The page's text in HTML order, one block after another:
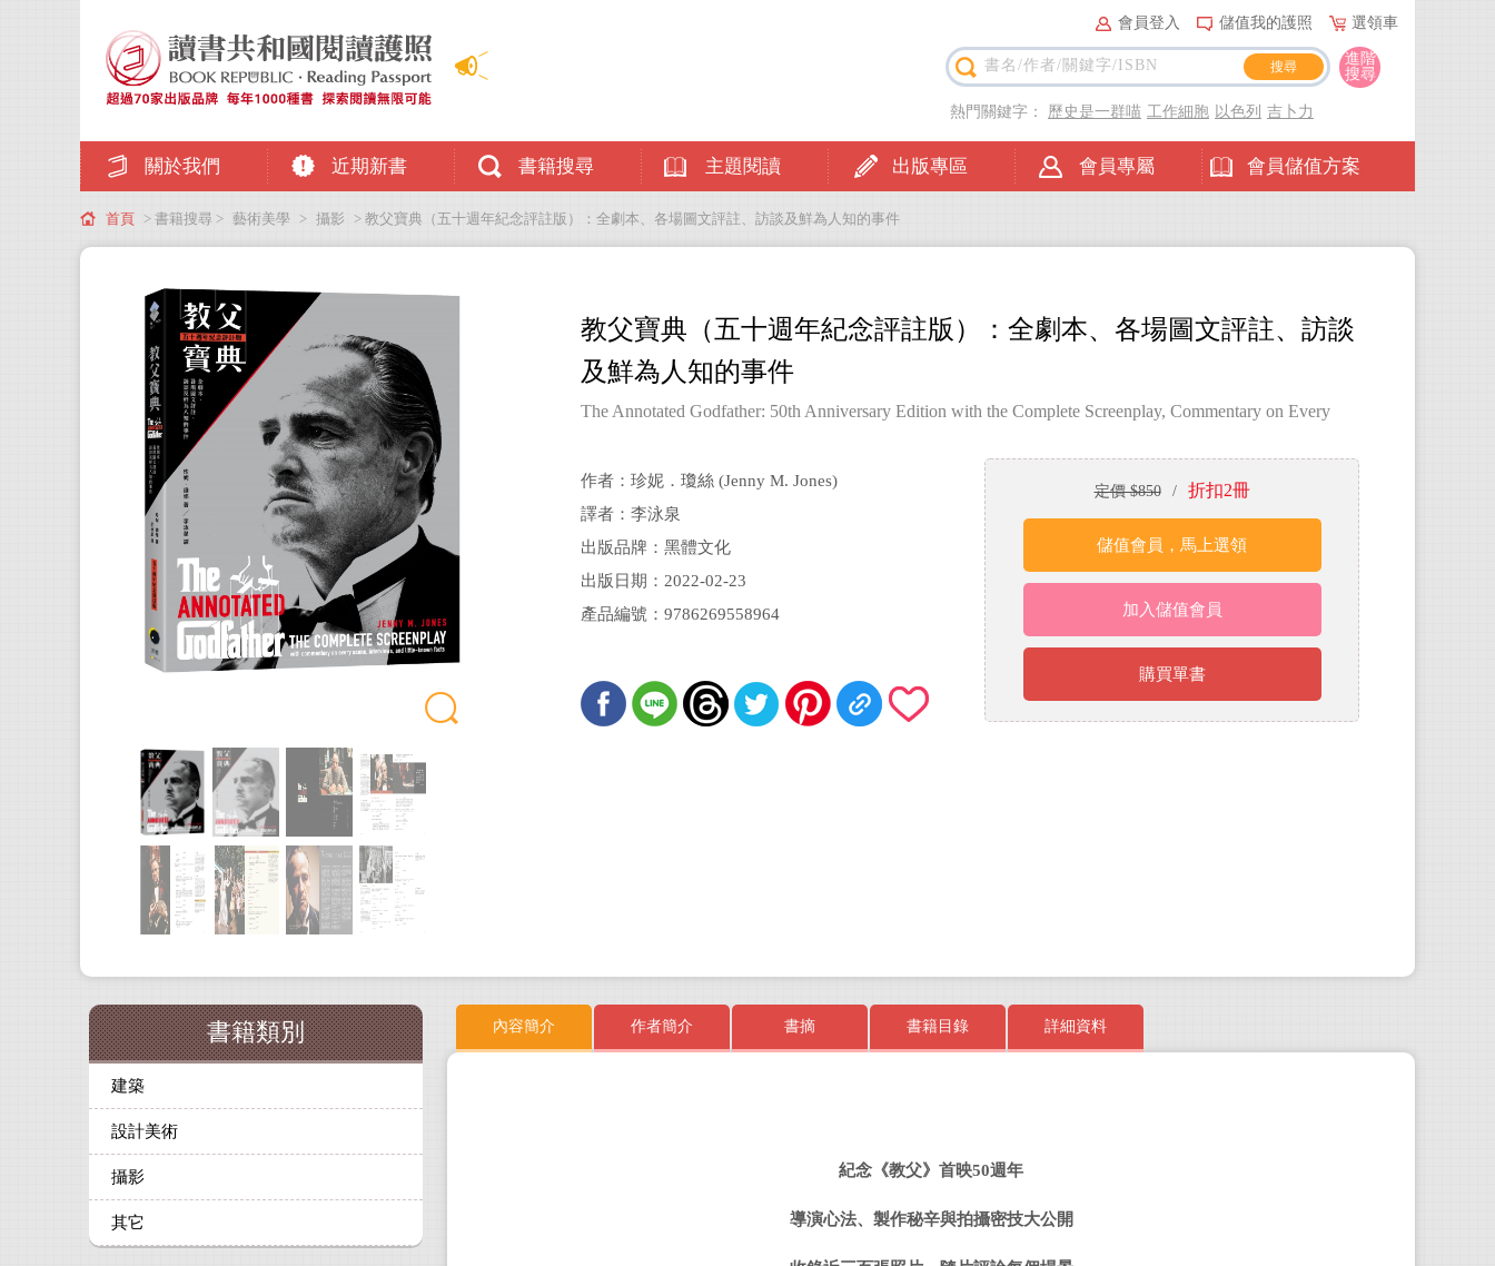
會員登入 儲值我的護照 選領車
關於我們 近期新書 書籍搜尋 主題閱讀 出版專區 會員專屬 會員儲值方案
進階
搜尋
熱門關鍵字： 歷史是一群喵 工作細胞 以色列 吉卜力
首頁 > 書籍搜尋 > 藝術美學 > 攝影 > 教父寶典（五十週年紀念評註版）：全劇本、各場圖文評註、訪談及鮮為人知的事件
教父寶典（五十週年紀念評註版）：全劇本、各場圖文評註、訪談
及鮮為人知的事件
The Annotated Godfather: 50th Anniversary Edition with the Complete Screenplay, Commentary on Every
作者：珍妮．瓊絲 (Jenny M. Jones)
譯者：李泳泉
出版品牌：黑體文化
出版日期：2022-02-23
產品編號：9786269558964
定價 $850 / 折扣2冊
儲值會員，馬上選領
加入儲值會員
購買單書
內容簡介 作者簡介 書摘 書籍目錄 詳細資料
紀念《教父》首映50週年
導演心法、製作秘辛與拍攝密技大公開
書籍類別
建築
設計美術
攝影
其它